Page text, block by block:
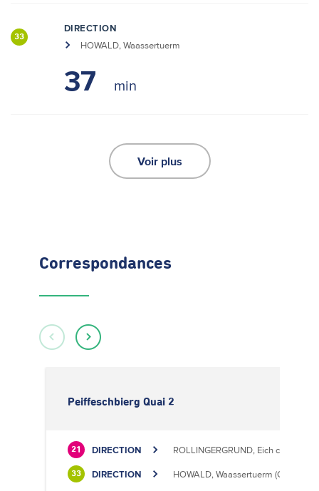
33
DIRECTION
HOWALD, Waassertuerm
37
Voir plus
Correspondances
Peiffeschbierg Quai 2
21 DIRECTION ROLLINGERGRUND, Eich centre
33 DIRECTION HOWALD, Waassertuerm (CIPA)